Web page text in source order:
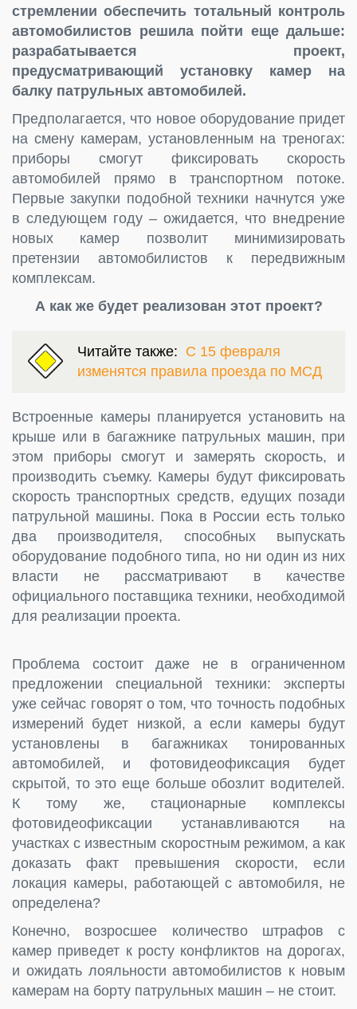
стремлении обеспечить тотальный контроль
автомобилистов решила пойти еще дальше:
разрабатывается проект,
предусматривающий установку камер на
балку патрульных автомобилей.
Предполагается, что новое оборудование придет
на смену камерам, установленным на треногах:
приборы смогут фиксировать скорость
автомобилей прямо в транспортном потоке.
Первые закупки подобной техники начнутся уже
в следующем году – ожидается, что внедрение
новых камер позволит минимизировать
претензии автомобилистов к передвижным
комплексам.
А как же будет реализован этот проект?
Читайте также: С 15 февраля
изменятся правила проезда по МСД
Встроенные камеры планируется установить на
крыше или в багажнике патрульных машин, при
этом приборы смогут и замерять скорость, и
производить съемку. Камеры будут фиксировать
скорость транспортных средств, едущих позади
патрульной машины. Пока в России есть только
два производителя, способных выпускать
оборудование подобного типа, но ни один из них
власти не рассматривают в качестве
официального поставщика техники, необходимой
для реализации проекта.
Проблема состоит даже не в ограниченном
предложении специальной техники: эксперты
уже сейчас говорят о том, что точность подобных
измерений будет низкой, а если камеры будут
установлены в багажниках тонированных
автомобилей, и фотовидеофиксация будет
скрытой, то это еще больше обозлит водителей.
К тому же, стационарные комплексы
фотовидеофиксации устанавливаются на
участках с известным скоростным режимом, а как
доказать факт превышения скорости, если
локация камеры, работающей с автомобиля, не
определена?
Конечно, возросшее количество штрафов с
камер приведет к росту конфликтов на дорогах,
и ожидать лояльности автомобилистов к новым
камерам на борту патрульных машин – не стоит.